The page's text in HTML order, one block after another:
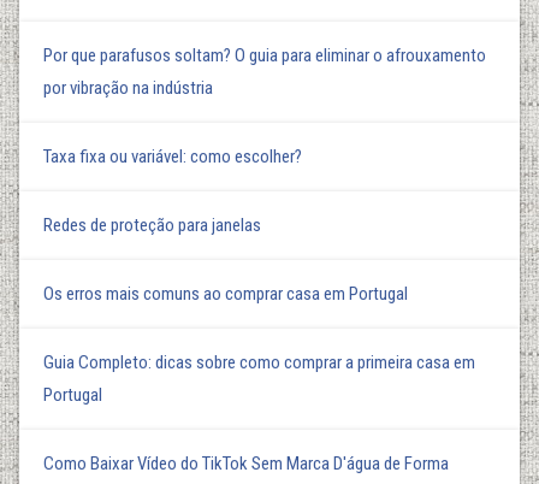
Por que parafusos soltam? O guia para eliminar o afrouxamento
por vibração na indústria
Taxa fixa ou variável: como escolher?
Redes de proteção para janelas
Os erros mais comuns ao comprar casa em Portugal
Guia Completo: dicas sobre como comprar a primeira casa em
Portugal
Como Baixar Vídeo do TikTok Sem Marca D'água de Forma